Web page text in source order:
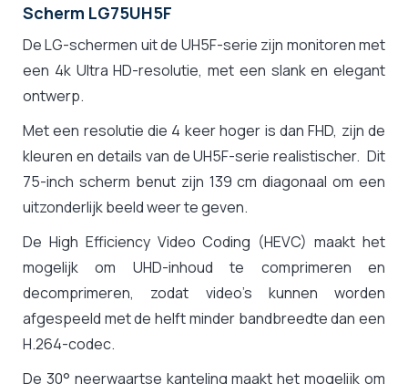
Scherm LG75UH5F
De LG-schermen uit de UH5F-serie zijn monitoren met
een 4k Ultra HD-resolutie, met een slank en elegant
ontwerp.
Met een resolutie die 4 keer hoger is dan FHD, zijn de
kleuren en details van de UH5F-serie realistischer. Dit
75-inch scherm benut zijn 139 cm diagonaal om een
uitzonderlijk beeld weer te geven.
De High Efficiency Video Coding (HEVC) maakt het
mogelijk om UHD-inhoud te comprimeren en
decomprimeren, zodat video's kunnen worden
afgespeeld met de helft minder bandbreedte dan een
H.264-codec.
De 30° neerwaartse kanteling maakt het mogelijk om